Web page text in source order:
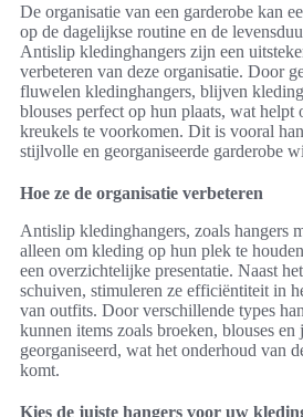
De organisatie van een garderobe kan
op de dagelijkse routine en de
Antislip kledinghangers zijn een
verbeteren van deze organisatie. Door
fluwelen kledinghangers, blijven
blouses perfect op hun plaats, wat helpt
kreukels te voorkomen. Dit is vooral
stijlvolle en georganiseerde garderobe
Hoe ze de organisatie verbeteren
Antislip kledinghangers, zoals hangers
alleen om kleding op hun plek te
een overzichtelijke presentatie. Naast
schuiven, stimuleren ze efficiëntiteit in
van outfits. Door verschillende types
kunnen items zoals broeken, blouses
georganiseerd, wat het onderhoud van
komt.
Kies de juiste hangers voor uw